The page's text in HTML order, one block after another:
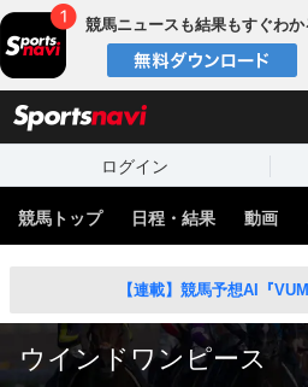
競馬ニュースも結果もすぐわか
ログイン
競馬トップ 日程・結果 動画
【連載】競馬予想AI『
ウインドワンピース